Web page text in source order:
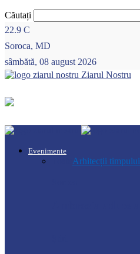
Căutați
22.9 C
Soroca, MD
sâmbătă, 08 august 2026
Ziarul Nostru
Evenimente
Arhitecții timpului